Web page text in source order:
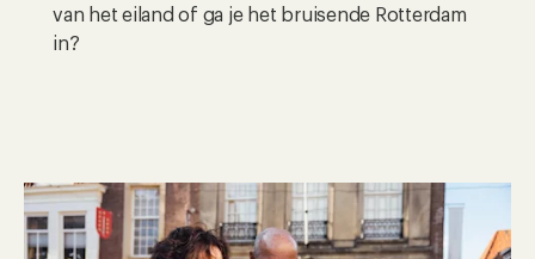
van het eiland of ga je het bruisende Rotterdam
in?